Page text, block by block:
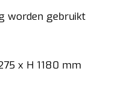
worden gebruikt
x H 1180 mm